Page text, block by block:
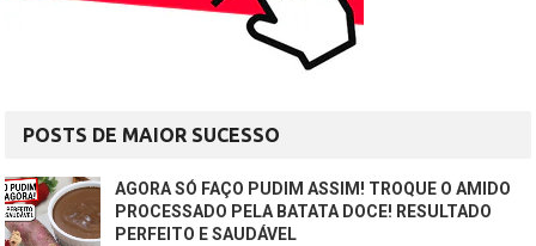
POSTS DE MAIOR SUCESSO
AGORA SÓ FAÇO PUDIM ASSIM! TROQUE O AMIDO
PROCESSADO PELA BATATA DOCE! RESULTADO
PERFEITO E SAUDÁVEL